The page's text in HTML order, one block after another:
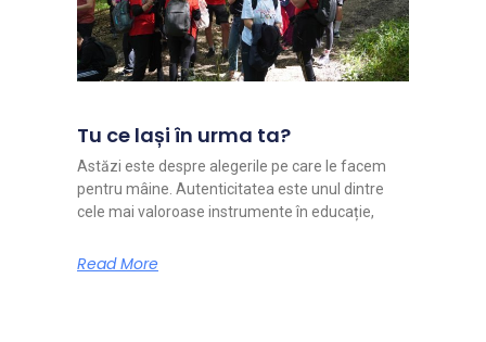
Tu ce lași în urma ta?
Astăzi este despre alegerile pe care le facem
pentru mâine. Autenticitatea este unul dintre
cele mai valoroase instrumente în educație,
Read More